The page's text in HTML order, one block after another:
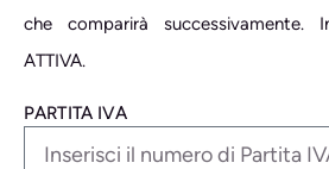
che comparirà
ATTIVA.
PARTITA IVA